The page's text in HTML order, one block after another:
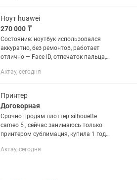
Ноут huawei
270 000 ₸
Состояние: ноутбук использовался
аккуратно, без ремонтов, работает
отлично — Face ID, отпечаток пальца,
есть небольшая царапина, на экране в
Актау, сегодня
Принтер
Договорная
Срочно продам плоттер silhouette
cameo 5 , сейчас занимаюсь только
принтером сублимация, купила 1 год
раза, в хорошем состояние, еще есть
Актау, сегодня